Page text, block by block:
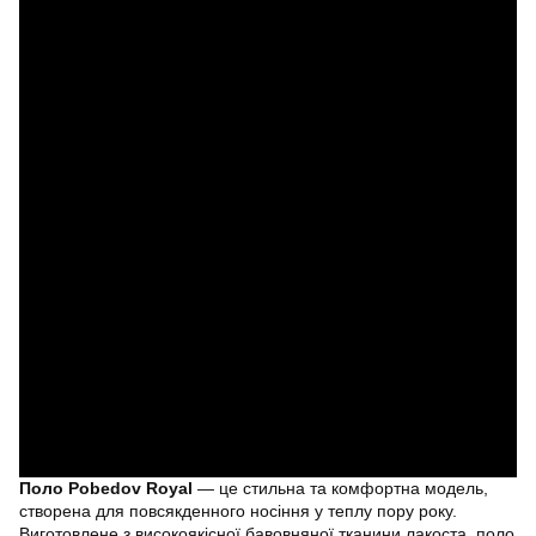
Поло Pobedov Royal — це стильна та комфортна модель,
створена для повсякденного носіння у теплу пору року.